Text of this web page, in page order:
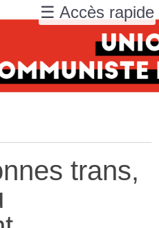
trans,
☰ Accès rapide